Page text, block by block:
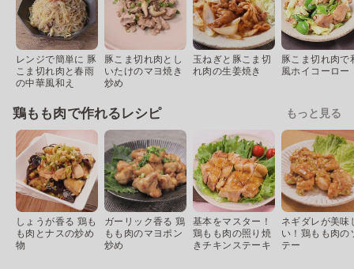
レンジで簡単に 豚
こま切れ肉と春雨
の中華風和え
豚こま切れ肉とし
いたけのマヨ焼き
炒め
玉ねぎと豚こま切
れ肉の生姜焼き
豚こま切れ肉で
風ホイコーロー
鶏もも肉で作れるレシピ もっと見る
しょうが香る 鶏も
も肉とナスの炒め
物
ガーリック香る 鶏
もも肉のマヨポン
炒め
基本をマスター！
鶏もも肉の照り焼
きチキンステーキ
ネギダレが美味
い！鶏もも肉の
テー